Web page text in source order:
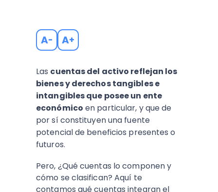
A- A+
Las cuentas del activo reflejan los
bienes y derechos tangibles e
intangibles que posee un ente
económico en particular, y que de
por sí constituyen una fuente
potencial de beneficios presentes o
futuros.
Pero, ¿Qué cuentas lo componen y
cómo se clasifican? Aquí te
contamos qué cuentas integran el